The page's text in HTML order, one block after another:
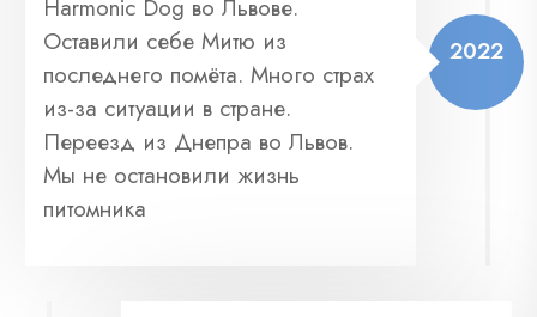
2022
Harmonic Dog во Львове.
Оставили себе Митю из
последнего помёта. Много страх
из-за ситуации в стране.
Переезд из Днепра во Львов.
Мы не остановили жизнь
питомника